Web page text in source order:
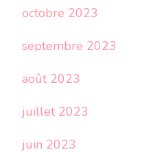
octobre 2023
septembre 2023
août 2023
juillet 2023
juin 2023